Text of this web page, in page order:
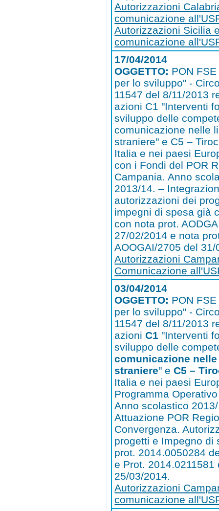
Autorizzazioni
comunicazione
Autorizzazioni Sicilia
comunicazione
17/04/2014
OGGETTO: PON
per lo sviluppo" -
11547 del 8/11/2013
azioni C1 "Interventi
sviluppo delle
comunicazione nelle
straniere" e C5 –
Italia e nei paesi
con i Fondi del POR
Campania. Anno
2013/14. –
autorizzazioni dei
impegni di spesa già
con nota prot.
27/02/2014 e nota
AOOGAI/2705 del 31/
Autorizzazioni
Comunicazione
03/04/2014
OGGETTO: PON
per lo sviluppo" -
11547 del 8/11/2013
azioniC1 "Interventi
sviluppo delle
comunicazione
straniere" eC5 –
Italia e nei paesi
Programma
Anno scolastico
Attuazione POR
Convergenza.
progetti e Impegno di
prot. 2014.0050284
e Prot. 2014.0211581
25/03/2014.
Autorizzazioni
comunicazione